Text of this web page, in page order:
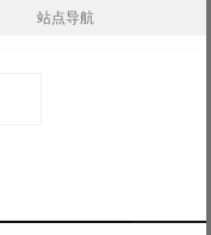
站点导航